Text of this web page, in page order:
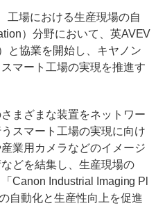
場における生産現場の自
）分野において、英AVEV
と協業を開始し、キヤノン
マート工場の実現を推進す
まざまな装置をネットワー
スマート工場の実現に向け
業用カメラなどのイメージ
どを結集し、生産現場の
Canon Industrial Imaging Pl
自動化と生産性向上を促進